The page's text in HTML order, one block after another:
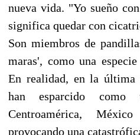
nueva vida. "Yo sueño
significa quedar con
Son miembros de
maras', como una
En realidad, en la última
han esparcido
Centroamérica,
provocando una